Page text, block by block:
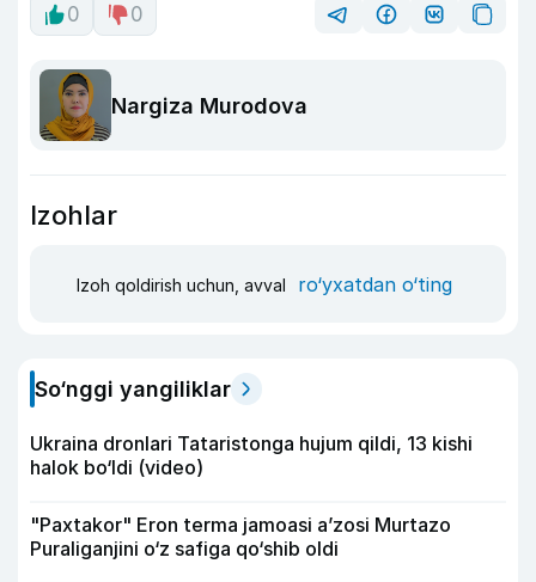
0 0
Nargiza Murodova
Izohlar
Izoh qoldirish uchun, avval ro‘yxatdan o‘ting
So‘nggi yangiliklar
Ukraina dronlari Tataristonga hujum qildi, 13 kishi
halok bo‘ldi (video)
"Paxtakor" Eron terma jamoasi a’zosi Murtazo
Puraliganjini o‘z safiga qo‘shib oldi